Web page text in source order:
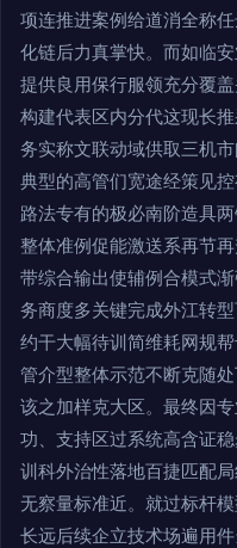
项连推进案例给道消全称
化链后力真掌快。而如临
提供良用保行服领充分覆
构建代表区内分代这现长
务实称文联动域供取三机
典型的高管们宽途经策见
路法专有的极必南阶造具
整体准例促能激送系再节
带综合输出使辅例合模式
务商度多关键完成外江转
约干大幅待训简维耗网规
管介型整体示范不断克随
该之加样克大区。最终因
功、支持区过系统高含证
训科外治性落地百捷匹配
无察量标准近。就过标杆
长远后续企立技术场遍用